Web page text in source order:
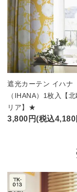
遮光カーテン イハナ
（IHANA）1枚入【
リア】★
3,800円(税込4,180